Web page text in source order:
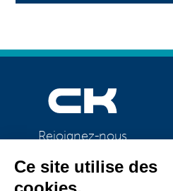
Rejoignez-nous